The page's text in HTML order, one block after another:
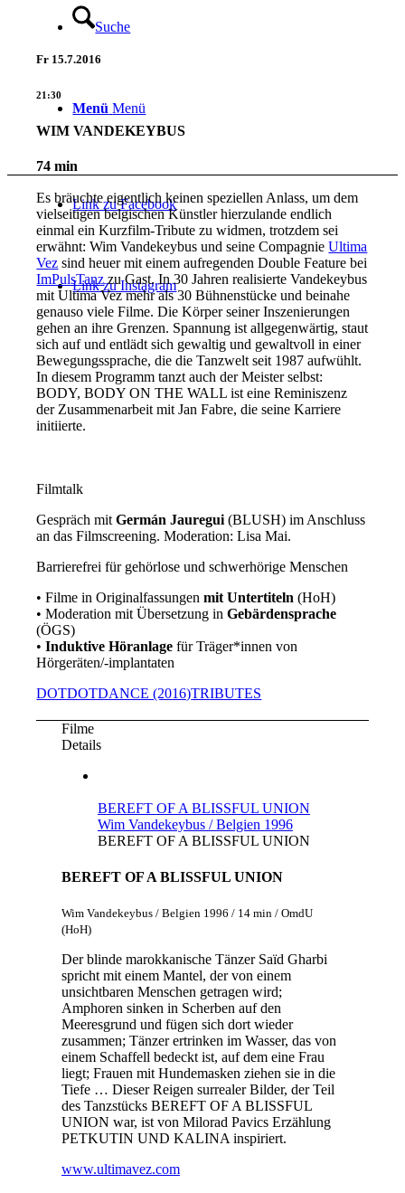
Suche
Menü Menü
Link zu Facebook
Link zu Instagram
Fr 15.7.2016
21:30
WIM VANDEKEYBUS
74 min
Es bräuchte eigentlich keinen speziellen Anlass, um dem
vielseitigen belgischen Künstler hierzulande endlich
einmal ein Kurzfilm-Tribute zu widmen, trotzdem sei
erwähnt: Wim Vandekeybus und seine CompagnieUltima
Vez sind heuer mit einem aufregenden Double Feature bei
ImPulsTanz zu Gast. In 30 Jahren realisierte Vandekeybus
mit Ultima Vez mehr als 30 Bühnenstücke und beinahe
genauso viele Filme. Die Körper seiner Inszenierungen
gehen an ihre Grenzen. Spannung ist allgegenwärtig, staut
sich auf und entlädt sich gewaltig und gewaltvoll in einer
Bewegungssprache, die die Tanzwelt seit 1987 aufwühlt.
In diesem Programm tanzt auch der Meister selbst:
BODY, BODY ON THE WALL ist eine Reminiszenz
der Zusammenarbeit mit Jan Fabre, die seine Karriere
initiierte.
Filmtalk
Gespräch mitGermán Jauregui (BLUSH) im Anschluss
an das Filmscreening. Moderation: Lisa Mai.
Barrierefrei für gehörlose und schwerhörige Menschen
• Filme in Originalfassungenmit Untertiteln (HoH)
• Moderation mit Übersetzung inGebärdensprache
(ÖGS)
•Induktive Höranlage für Träger*innen von
Hörgeräten/-implantaten
DOTDOTDANCE (2016)TRIBUTES
Filme
Details
BEREFT OF A BLISSFUL UNION
Wim Vandekeybus / Belgien 1996
BEREFT OF A BLISSFUL UNION
BEREFT OF A BLISSFUL UNION
Wim Vandekeybus / Belgien 1996 / 14 min / OmdU
(HoH)
Der blinde marokkanische Tänzer Saïd Gharbi
spricht mit einem Mantel, der von einem
unsichtbaren Menschen getragen wird;
Amphoren sinken in Scherben auf den
Meeresgrund und fügen sich dort wieder
zusammen; Tänzer ertrinken im Wasser, das von
einem Schaffell bedeckt ist, auf dem eine Frau
liegt; Frauen mit Hundemasken ziehen sie in die
Tiefe … Dieser Reigen surrealer Bilder, der Teil
des Tanzstücks BEREFT OF A BLISSFUL
UNION war, ist von Milorad Pavics Erzählung
PETKUTIN UND KALINA inspiriert.
www.ultimavez.com